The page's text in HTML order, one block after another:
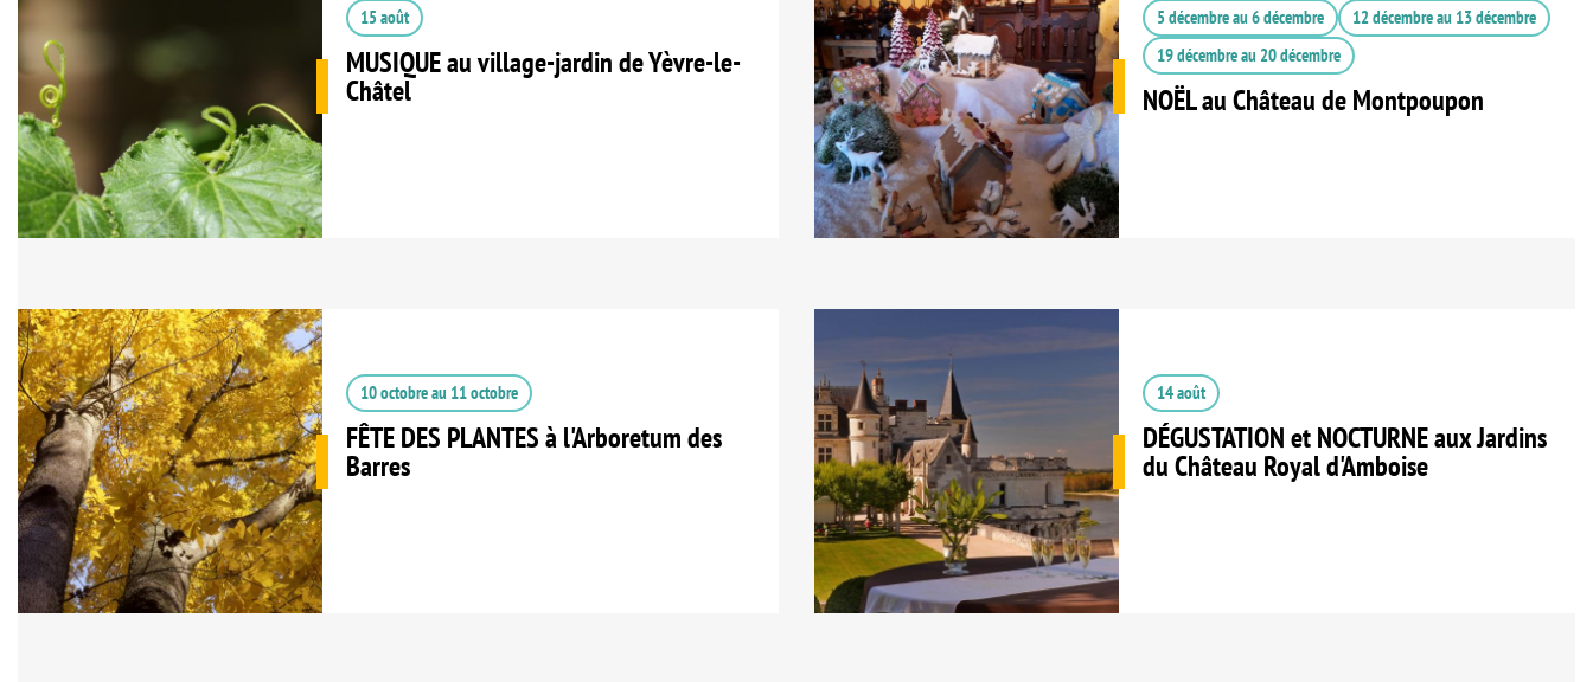
15 août
MUSIQUE au village-jardin de Yèvre-le-
Châtel
5 décembreau6 décembre 12 décembreau 13 décembre
19 décembreau 20 décembre
NOËL au Château de Montpoupon
10 octobreau 11 octobre
FÊTE DES PLANTES à l'Arboretum des
Barres
14 août
DÉGUSTATION et NOCTURNE aux Jardins
du Château Royal d'Amboise